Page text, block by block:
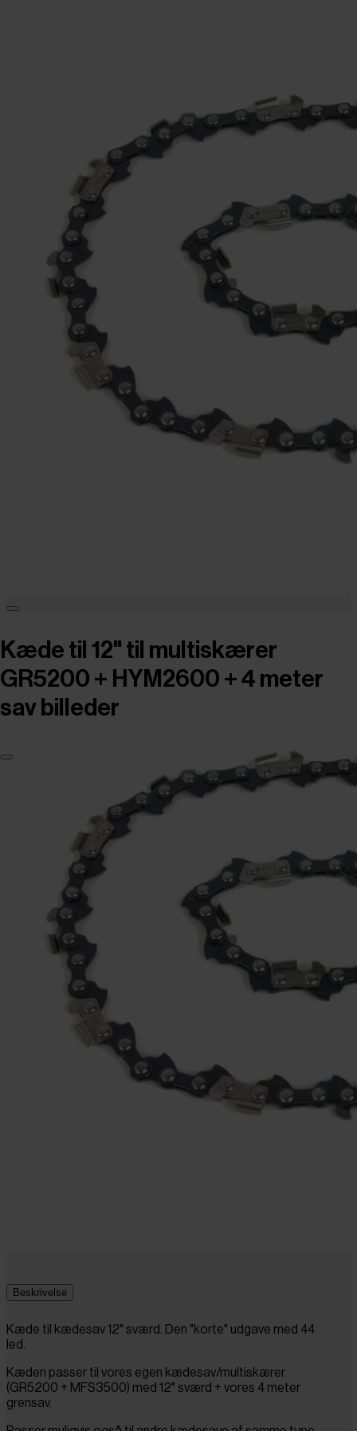
Kæde til 12" til multiskærer
GR5200 + HYM2600 + 4 meter
sav billeder
Beskrivelse
Kæde til kædesav 12" sværd. Den "korte" udgave med 44
led.
Kæden passer til vores egen kædesav/multiskærer
(GR5200 + MFS3500) med 12" sværd + vores 4 meter
grensav.